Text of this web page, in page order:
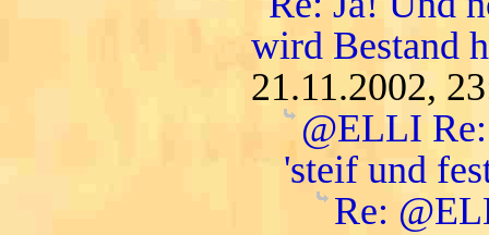
wird Bestand
21.11.2002,
@ELLI
'steif und
Re: